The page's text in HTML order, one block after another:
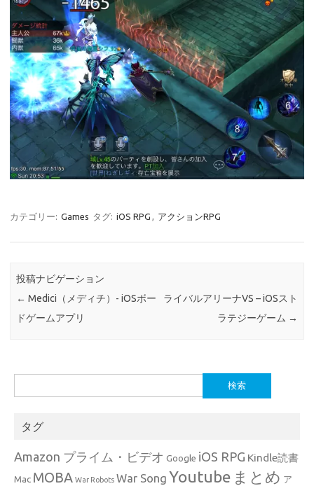
カテゴリー: Games タグ: iOS RPG , アクションRPG
投稿ナビゲーション
← Medici（メディチ）- iOSボー
ドゲームアプリ
ライバルアリーナVS – iOSスト
ラテジーゲーム →
索:
タグ
Amazon プライム・ビデオ Google iOS RPG Kindle読書
Mac MOBA War Robots War Song Youtube まとめ ア